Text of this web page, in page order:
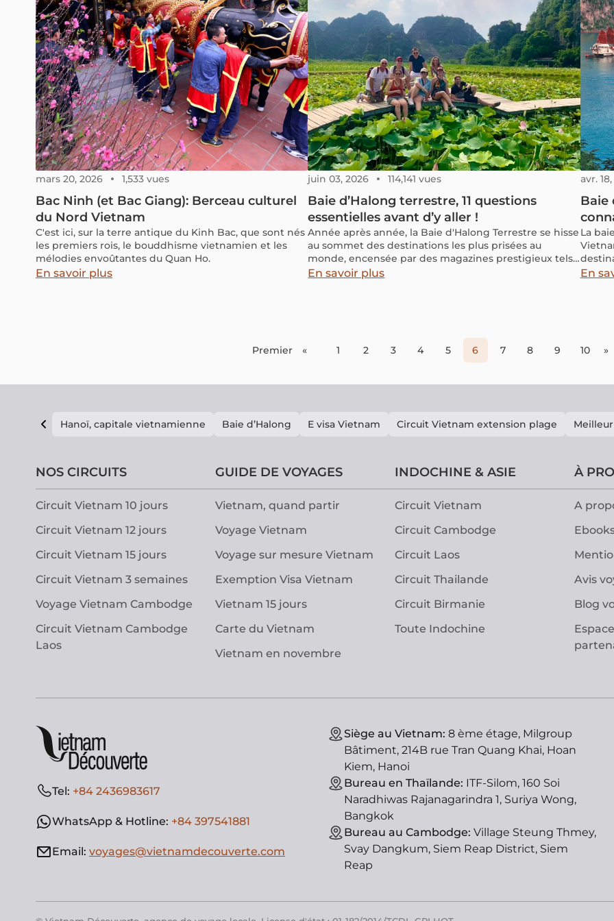
souvent parler ? Dans cet article, je vous emmène à la
découverte d’endroits que j’ai, pour la plupart, eu la
chance de visiter moi-même avec un regard sincère
et une envie de partager ce qui m’a réellement
marquée.
mars 20, 2026 1,533 vues
Bac Ninh (et Bac Giang): Berceau culturel
du Nord Vietnam
C'est ici, sur la terre antique du Kinh Bac, que sont nés
les premiers rois, le bouddhisme vietnamien et les
mélodies envoûtantes du Quan Ho.
En savoir plus
juin 03, 2026 114,141 vues
Baie d’Halong terrestre, 11 questions
essentielles avant d’y aller !
Année après année, la Baie d'Halong Terrestre se hisse
au sommet des destinations les plus prisées au
monde, encensée par des magazines prestigieux tels
que Forbes, Travel & Leisure et Tripadvisor. Vous vous
En savoir plus
avr.
Baie
La
pour
En
Premier « 1 2 3 4 5 6 7 8 9 10 »
Hanoï, capitale vietnamienne Baie d’Halong E visa Vietnam Circuit Vietnam extension plage
NOS CIRCUITS
Circuit Vietnam 10 jours
Circuit Vietnam 12 jours
Circuit Vietnam 15 jours
Circuit Vietnam 3 semaines
Voyage Vietnam Cambodge
Circuit Vietnam Cambodge
Laos
GUIDE DE VOYAGES
Vietnam, quand partir
Voyage Vietnam
Voyage sur mesure Vietnam
Exemption Visa Vietnam
Vietnam 15 jours
Carte du Vietnam
Vietnam en novembre
INDOCHINE & ASIE
Circuit Vietnam
Circuit Cambodge
Circuit Laos
Circuit Thailande
Circuit Birmanie
Toute Indochine
À
A
Avis
Blog
Tel: +84 2436983617
WhatsApp & Hotline: +84 397541881
Email: voyages@vietnamdecouverte.com
Siège au Vietnam: 8 ème étage, Milgroup
Bâtiment, 214B rue Tran Quang Khai, Hoan
Kiem, Hanoi
Bureau en Thaïlande: ITF-Silom, 160 Soi
Naradhiwas Rajanagarindra 1, Suriya Wong,
Bangkok
Bureau au Cambodge: Village Steung Thmey,
Svay Dangkum, Siem Reap District, Siem
Reap